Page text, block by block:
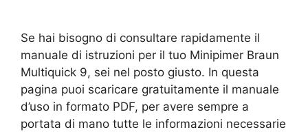
Se hai bisogno di consultare rapidamente il
manuale di istruzioni per il tuo Minipimer Braun
Multiquick 9, sei nel posto giusto. In questa
pagina puoi scaricare gratuitamente il manuale
d’uso in formato PDF, per avere sempre a
portata di mano tutte le informazioni necessarie